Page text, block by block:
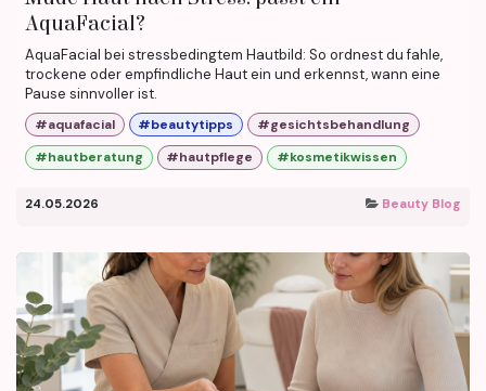
AquaFacial?
AquaFacial bei stressbedingtem Hautbild: So ordnest du fahle,
trockene oder empfindliche Haut ein und erkennst, wann eine
Pause sinnvoller ist.
#aquafacial #beautytipps
#gesichtsbehandlung
#hautberatung
#hautpflege #kosmetikwissen
24.05.2026 Beauty Blog